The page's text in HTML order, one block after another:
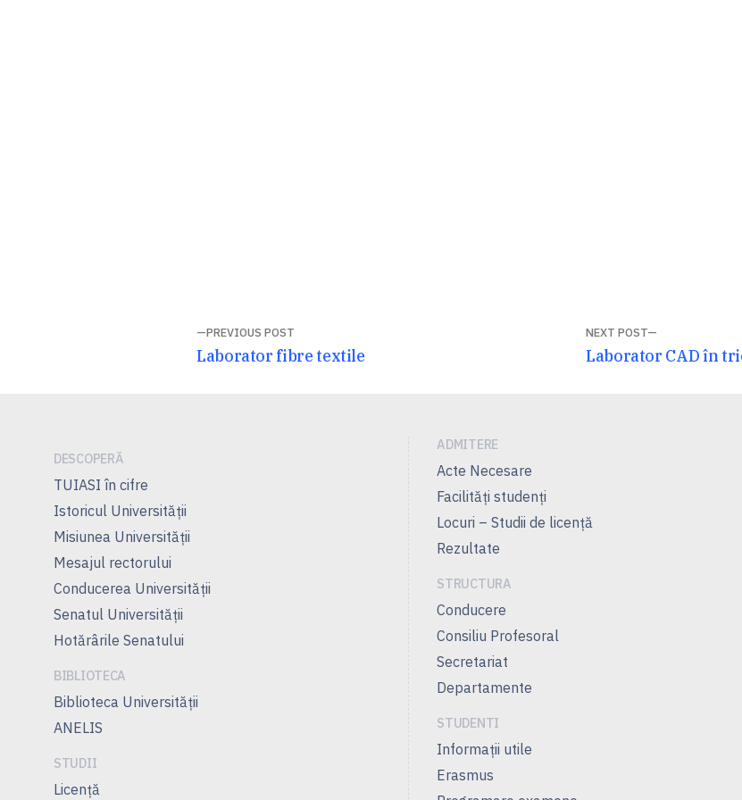
PREVIOUS POST
Previous
Laborator fibre textile
NEXT POST
Next
Laborator CAD în
DESCOPERĂ
TUIASI în cifre
Istoricul Universităţii
Misiunea Universităţii
Mesajul rectorului
Conducerea Universităţii
Senatul Universității
Hotărârile Senatului
BIBLIOTECA
Biblioteca Universității
ANELIS
STUDII
Licenţă
ADMITERE
Acte Necesare
Facilităţi studenţi
Locuri – Studii de licenţă
Rezultate
STRUCTURA
Conducere
Consiliu Profesoral
Secretariat
Departamente
STUDENTI
Informații utile
Erasmus